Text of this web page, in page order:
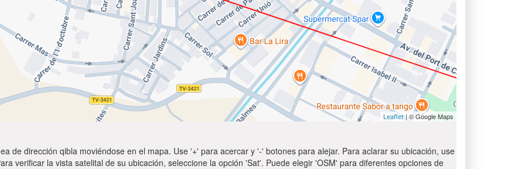
Leaflet | © Google Maps
de dirección qibla moviéndose en el mapa. Use '+' para acercar y '-' botones para alejar. Para aclarar su ubicación, use
verificar la vista satelital de su ubicación, seleccione la opción 'Sat'. Puede elegir 'OSM' para diferentes opciones de